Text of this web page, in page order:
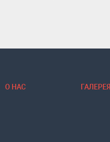
О НАС ГАЛЕРЕЯ